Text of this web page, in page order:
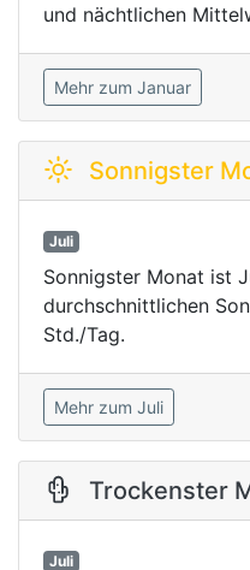
und nächtlichen
Mehr zum Januar
Sonnigster
Juli
Sonnigster Monat ist
durchschnittlichen
Std./Tag.
Mehr zum Juli
Trockenster
Juli